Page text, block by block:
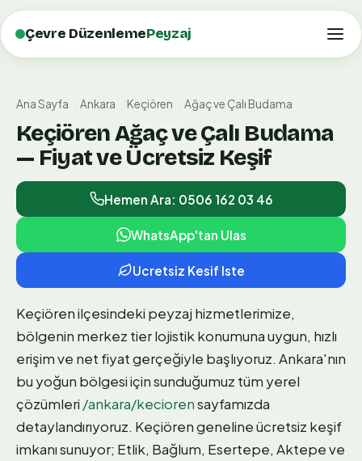
Çevre DüzenlemePeyzaj
Ana Sayfa Ankara Keçiören Ağaç ve Çalı Budama
Keçiören Ağaç ve Çalı Budama
— Fiyat ve Ücretsiz Keşif
Hemen Ara: 0506 162 03 46
WhatsApp'tan Ulas
Ucretsiz Kesif Iste
Keçiören ilçesindeki peyzaj hizmetlerimize,
bölgenin merkez tier lojistik konumuna uygun, hızlı
erişim ve net fiyat gerçeğiyle başlıyoruz. Ankara'nın
bu yoğun bölgesi için sunduğumuz tüm yerel
çözümleri /ankara/keciorensayfamızda
detaylandırıyoruz. Keçiören geneline ücretsiz keşif
imkanı sunuyor; Etlik, Bağlum, Esertepe, Aktepe ve